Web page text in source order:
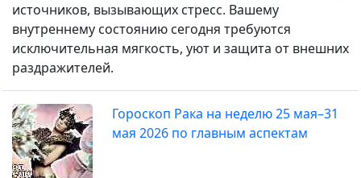
источников, вызывающих стресс. Вашему
внутреннему состоянию сегодня требуются
исключительная мягкость, уют и защита от внешних
раздражителей.
Гороскоп Рака на неделю 25 мая–31
мая 2026 по главным аспектам